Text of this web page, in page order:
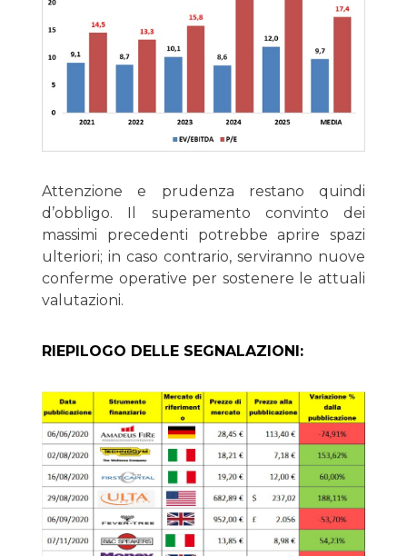
Attenzione e prudenza restano quindi
d’obbligo. Il superamento convinto dei
massimi precedenti potrebbe aprire spazi
ulteriori; in caso contrario, serviranno nuove
conferme operative per sostenere le attuali
valutazioni.
RIEPILOGO DELLE SEGNALAZIONI: